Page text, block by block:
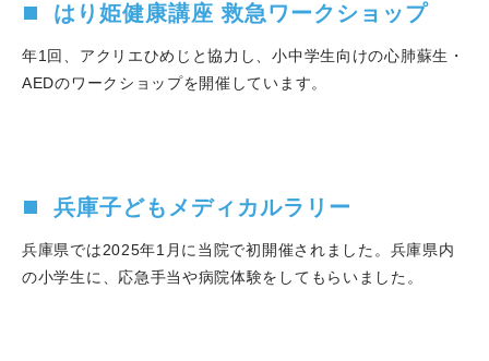
はり姫健康講座 救急ワークショップ
年1回、アクリエひめじと協力し、小中学生向けの心肺蘇生・
AEDのワークショップを開催しています。
兵庫子どもメディカルラリー
兵庫県では2025年1月に当院で初開催されました。兵庫県内
の小学生に、応急手当や病院体験をしてもらいました。